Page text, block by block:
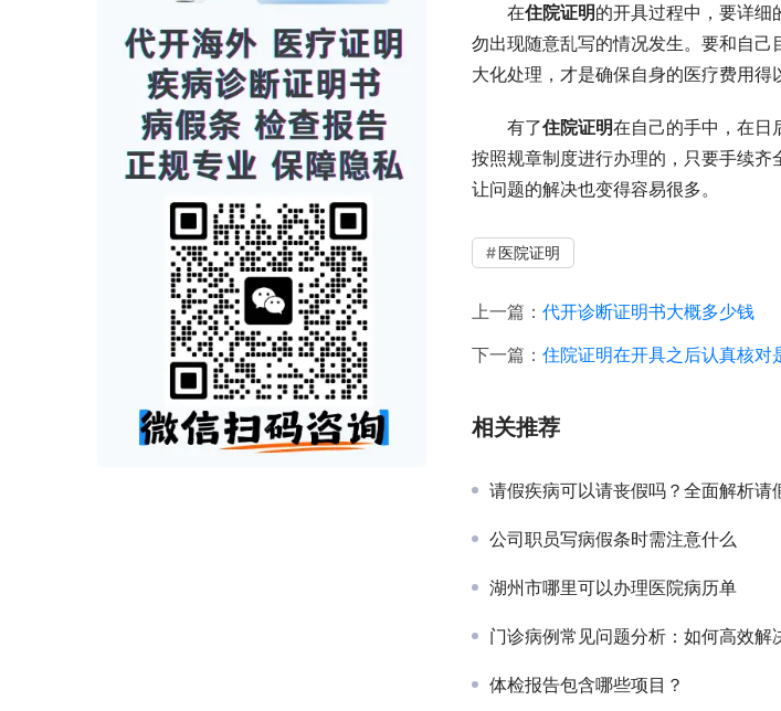
在住院证明的开具过程中，要详细
勿出现随意乱写的情况发生。要和自
大化处理，才是确保自身的医疗费用得
有了住院证明在自己的手中，在日
按照规章制度进行办理的，只要手续齐
让问题的解决也变得容易很多。
医院证明
上一篇： 代开诊断证明书大概多少钱
下一篇： 住院证明在开具之后认真核对
相关推荐
请假疾病可以请丧假吗？全面解析请
公司职员写病假条时需注意什么
湖州市哪里可以办理医院病历单
门诊病例常见问题分析：如何高效解
体检报告包含哪些项目？